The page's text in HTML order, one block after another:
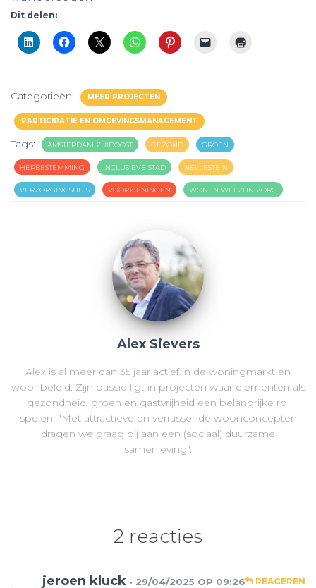
Dit delen:
Categorieën: MEER PROJECTEN
PARTICIPATIE EN OMGEVINGSMANAGEMENT
Tags: AMSTERDAM ZUIDOOST GEZOND GROEN
HERBESTEMMING INCLUSIEVE STAD NELLESTEIN
VERZORGINGSHUIS VOORZIENINGEN WONEN WELZIJN ZORG
Alex Sievers
Alex is al meer dan 35 jaar actief in de woningmarkt en
woonbeleid. Zijn passie ligt in projecten waar elementen als
gezondheid, groen en gastvrijheid een belangrijke rol
spelen. "Met attractieve en verrassende woonconcepten
dragen we graag bij aan een (sociaal) duurzame
samenleving".
2 reacties
jeroen kluck · 29/04/2025 OP 09:26 REAGEREN